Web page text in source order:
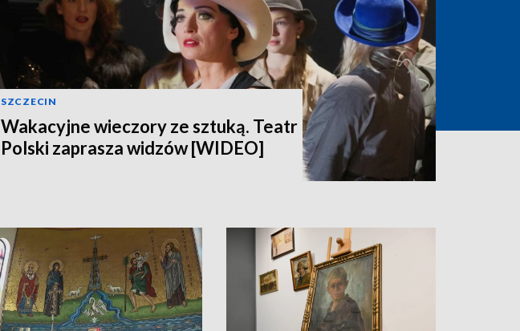
SZCZECIN
Wakacyjne wieczory ze sztuką. Teatr
Polski zaprasza widzów [WIDEO]